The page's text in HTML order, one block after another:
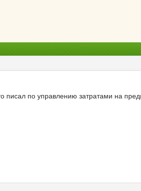
писал по управлению затратами на